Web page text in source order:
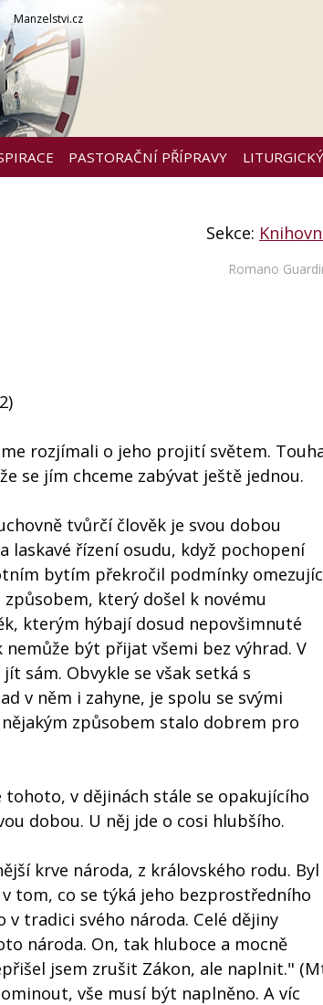
Manzelstvi.cz
PASTORAČNÍ PŘÍPRAVY
Sekce:
Romano
rozjímali o jeho projití světem.
se jím chceme zabývat ještě jednou.
tvůrčí člověk je svou dobou
laskavé řízení osudu, když pochopení
bytím překročil podmínky
který došel k novému
kterým hýbají dosud nepovšimnuté
být přijat všemi bez výhrad. V
sám. Obvykle se však setká s
v něm i zahyne, je spolu se svými
způsobem stalo dobrem pro
v dějinách stále se opakujícího
dobou. U něj jde o cosi hlubšího.
krve národa, z královského rodu. Byl
tom, co se týká jeho bezprostředního
tradici svého národa. Celé dějiny
národa. On, tak hluboce a mocně
jsem zrušit Zákon, ale naplnit."
vše musí být naplněno. A víc